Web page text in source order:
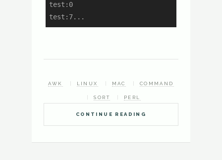
test:0
test:7...
CONTINUE READING
AWK LINUX MAC COMMAND
SORT PERL